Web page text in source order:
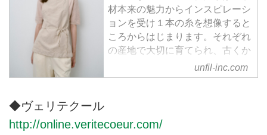
材本来の魅力からインスピレーシ
ョンを受け１本の糸を想像すると
ころからはじまります。それぞれ
の産地で大切に育てられ、古くか
ら衣服の素材として使用されてき
た天然素材には様々な機能と再生
生地の開発をし、新しいアイデア
unfil-inc.com
◆ヴェリテクール
http://online.veritecoeur.com/